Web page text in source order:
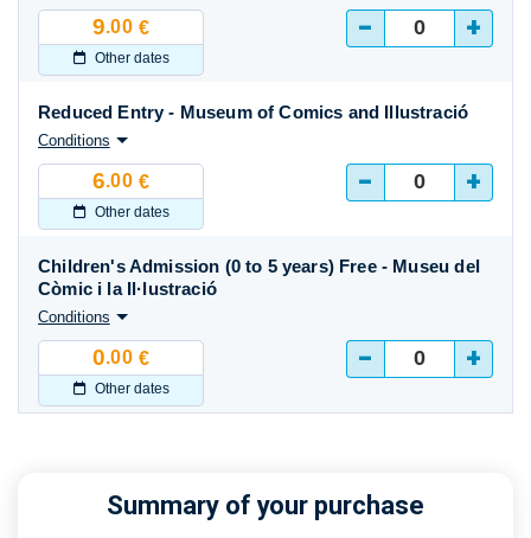
9.00 €
Other dates
- +
6.00 €
Other dates
Reduced Entry - Museum of Comics and Illustració
Conditions
- +
0.00 €
Other dates
Children's Admission (0 to 5 years) Free - Museu del
Còmic i la Il·lustració
Conditions
- +
Summary of your purchase